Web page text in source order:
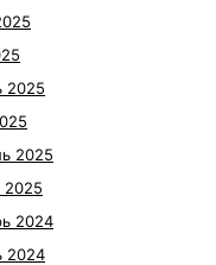
2025
2025
2025
2024
2024